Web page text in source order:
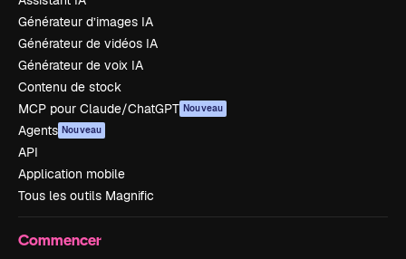
Générateur d’images IA
Générateur de vidéos IA
Générateur de voix IA
Contenu de stock
MCP pour Claude/ChatGPT Nouveau
Agents Nouveau
API
Application mobile
Tous les outils Magnific
Commencer